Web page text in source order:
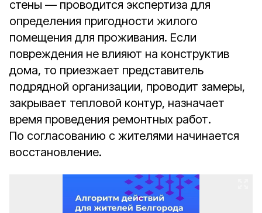
стены — проводится экспертиза для
определения пригодности жилого
помещения для проживания. Если
повреждения не влияют на конструктив
дома, то приезжает представитель
подрядной организации, проводит замеры,
закрывает тепловой контур, назначает
время проведения ремонтных работ.
По согласованию с жителями начинается
восстановление.